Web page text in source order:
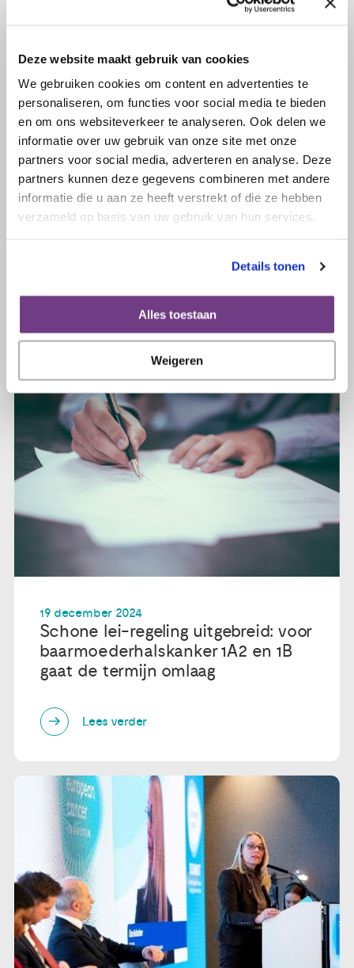
Deze website maakt gebruik van cookies
We gebruiken cookies om content en advertenties te
personaliseren, om functies voor social media te bieden
en om ons websiteverkeer te analyseren. Ook delen we
informatie over uw gebruik van onze site met onze
partners voor social media, adverteren en analyse. Deze
partners kunnen deze gegevens combineren met andere
informatie die u aan ze heeft verstrekt of die ze hebben
verzameld op basis van uw gebruik van hun services.
Details tonen
Alles toestaan
Weigeren
19 december 2024
Bekijk de documentair 'Bewogen
19 december 2024
Schone lei-regeling uitgebreid: voor
baarmoederhalskanker 1A2 en 1B
gaat de termijn omlaag
Lees verder